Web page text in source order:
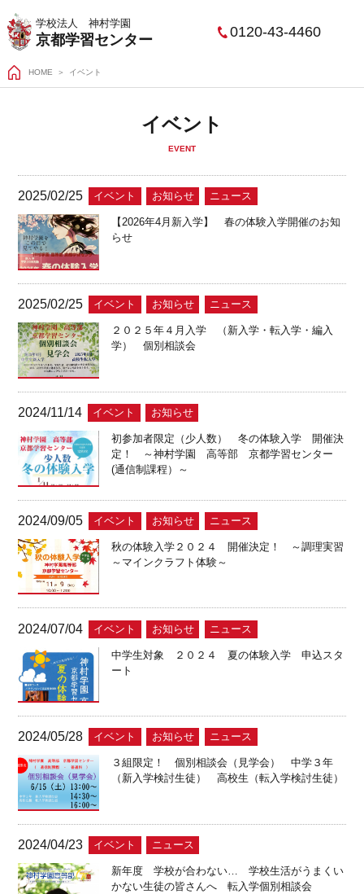
学校法人 神村学園
京都学習センター 0120-43-4460
HOME イベント
イベント
EVENT
2025/02/25 イベント お知らせ ニュース
【2026年4月新入学】 春の体験入学開催のお知
らせ
2025/02/25 イベント お知らせ ニュース
２０２５年４月入学 （新入学・転入学・編入
学） 個別相談会
2024/11/14 イベント お知らせ
初参加者限定（少人数） 冬の体験入学 開催決
定！ ～神村学園 高等部 京都学習センター
(通信制課程）～
2024/09/05 イベント お知らせ ニュース
秋の体験入学２０２４ 開催決定！ ～調理実習
～マインクラフト体験～
2024/07/04 イベント お知らせ ニュース
中学生対象 ２０２４ 夏の体験入学 申込スタ
ート
2024/05/28 イベント お知らせ ニュース
３組限定！ 個別相談会（見学会） 中学３年
（新入学検討生徒） 高校生（転入学検討生徒）
2024/04/23 イベント ニュース
新年度 学校が合わない… 学校生活がうまくい
かない生徒の皆さんへ 転入学個別相談会